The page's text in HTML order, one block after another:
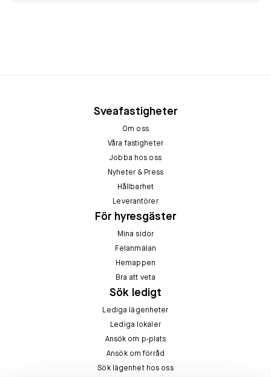
Sveafastigheter
Om oss
Våra fastigheter
Jobba hos oss
Nyheter & Press
Hållbarhet
Leverantörer
För hyresgäster
Mina sidor
Felanmälan
Hemappen
Bra att veta
Sök ledigt
Lediga lägenheter
Lediga lokaler
Ansök om p-plats
Ansök om förråd
Sök lägenhet hos oss